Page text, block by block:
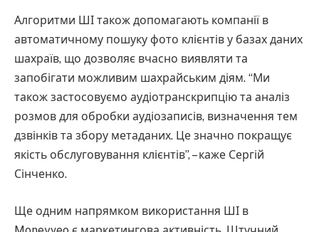
Алгоритми ШІ також допомагають компанії в
автоматичному пошуку фото клієнтів у базах даних
шахраїв, що дозволяє вчасно виявляти та
запобігати можливим шахрайським діям. “Ми
також застосовуємо аудіотранскрипцію та аналіз
розмов для обробки аудіозаписів, визначення тем
дзвінків та збору метаданих. Це значно покращує
якість обслуговування клієнтів”, – каже Сергій
Сінченко.
Ще одним напрямком використання ШІ в